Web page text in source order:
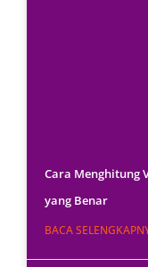
Cara Menghitung
yang Benar
BACA